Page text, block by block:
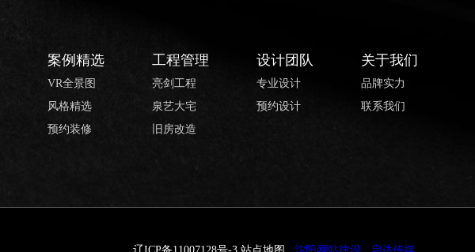
案例精选
VR全景图
风格精选
预约装修
工程管理
亮剑工程
泉艺大宅
旧房改造
设计团队
专业设计
预约设计
关于我们
品牌实力
联系我们